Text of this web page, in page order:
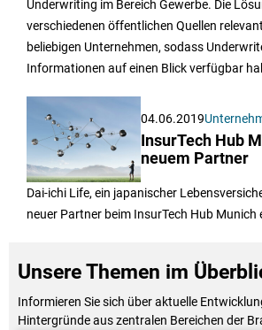
Underwriting im Bereich Gewerbe. Die
verschiedenen öffentlichen Quellen
beliebigen Unternehmen, sodass
Informationen auf einen Blick verfügbar
04.06.2019
InsurTech Hub
neuem Partner
Dai-ichi Life, ein japanischer
neuer Partner beim InsurTech Hub Munich
Unsere Themen im
Informieren Sie sich über aktuelle
Hintergründe aus zentralen Bereichen der